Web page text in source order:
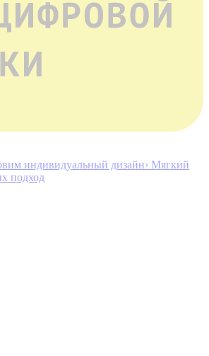
индивидуальный дизайн› Мягкий
подход